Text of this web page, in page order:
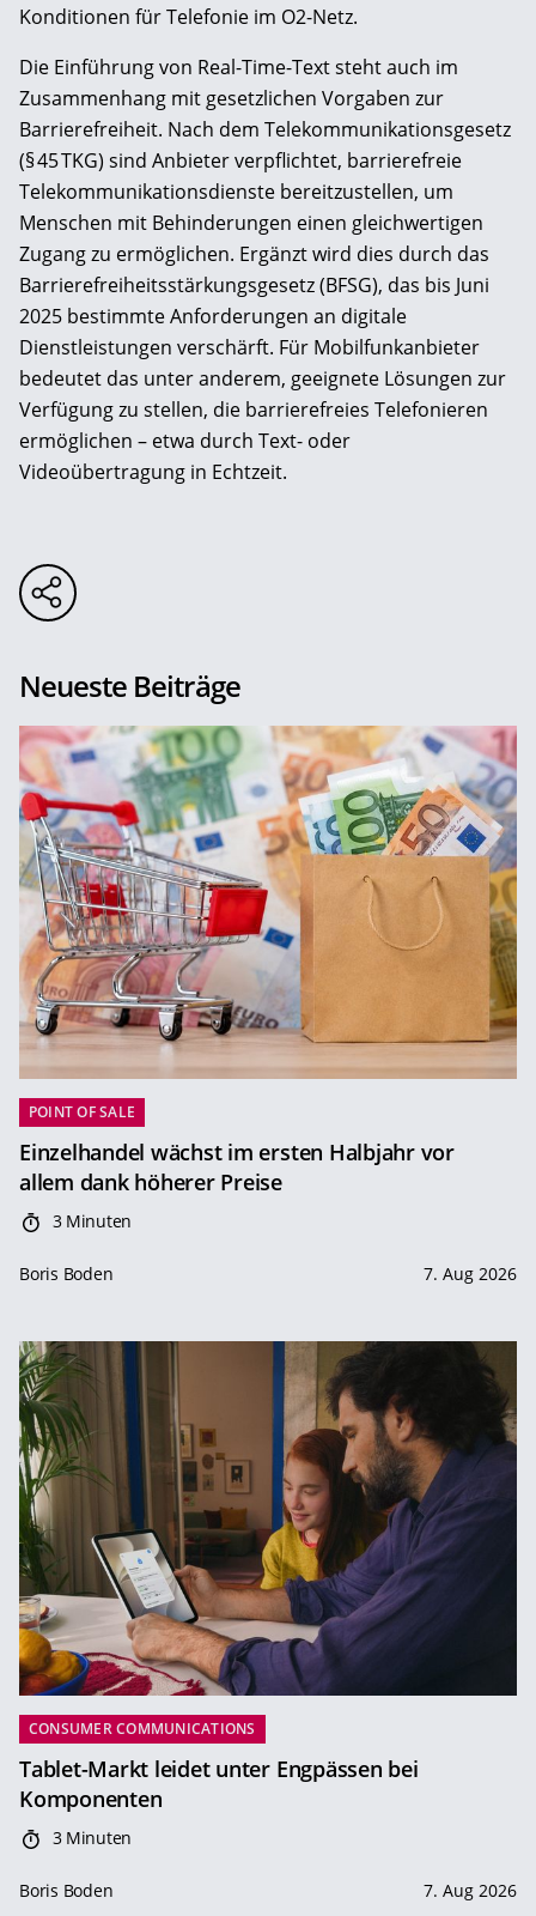
Konditionen für Telefonie im O2-Netz.
Die Einführung von Real-Time-Text steht auch im
Zusammenhang mit gesetzlichen Vorgaben zur
Barrierefreiheit. Nach dem Telekommunikationsgesetz
(§ 45 TKG) sind Anbieter verpflichtet, barrierefreie
Telekommunikationsdienste bereitzustellen, um
Menschen mit Behinderungen einen gleichwertigen
Zugang zu ermöglichen. Ergänzt wird dies durch das
Barrierefreiheitsstärkungsgesetz (BFSG), das bis Juni
2025 bestimmte Anforderungen an digitale
Dienstleistungen verschärft. Für Mobilfunkanbieter
bedeutet das unter anderem, geeignete Lösungen zur
Verfügung zu stellen, die barrierefreies Telefonieren
ermöglichen – etwa durch Text- oder
Videoübertragung in Echtzeit.
Neueste Beiträge
POINT OF SALE
Einzelhandel wächst im ersten Halbjahr vor
allem dank höherer Preise
3 Minuten
Boris Boden 7. Aug 2026
CONSUMER COMMUNICATIONS
Tablet-Markt leidet unter Engpässen bei
Komponenten
3 Minuten
Boris Boden 7. Aug 2026